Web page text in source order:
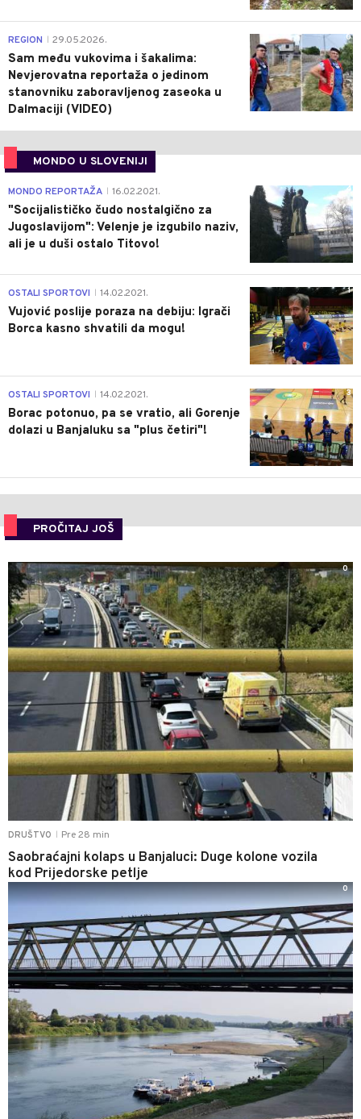
0
REGION 29.05.2026.
Sam među vukovima i šakalima:
Nevjerovatna reportaža o jedinom
stanovniku zaboravljenog zaseoka u
Dalmaciji (VIDEO)
MONDO U SLOVENIJI
4
MONDO REPORTAŽA 16.02.2021.
"Socijalističko čudo nostalgično za
Jugoslavijom": Velenje je izgubilo naziv,
ali je u duši ostalo Titovo!
1
OSTALI SPORTOVI 14.02.2021.
Vujović poslije poraza na debiju: Igrači
Borca kasno shvatili da mogu!
3
OSTALI SPORTOVI 14.02.2021.
Borac potonuo, pa se vratio, ali Gorenje
dolazi u Banjaluku sa "plus četiri"!
PROČITAJ JOŠ
DRUŠTVO Pre 28 min
Saobraćajni kolaps u Banjaluci: Duge kolone vozila
kod Prijedorske petlje
0
0